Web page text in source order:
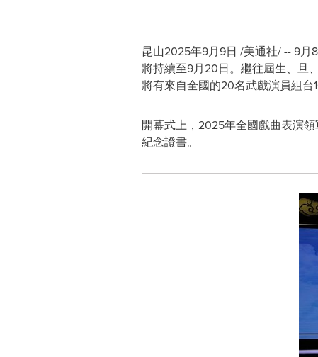
昆山2025年9月9日 /美通社/ -- 9月
將持續至9月20日。繼往屆生、旦
將有來自全國的20名武戲演員組台
開幕式上，2025年全國戲曲表演
紀念證書。